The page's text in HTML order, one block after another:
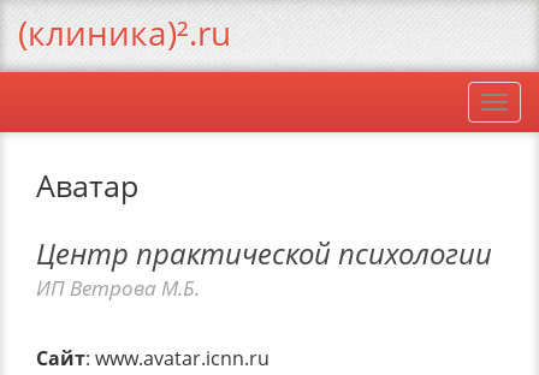
Аватар
Центр практической психологии
ИП Ветрова М.Б.
Сайт: www.avatar.icnn.ru
(клиника)².ru